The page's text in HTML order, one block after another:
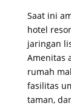
Saat ini
hotel
jaringan
Amenitas
rumah
fasilitas
taman,